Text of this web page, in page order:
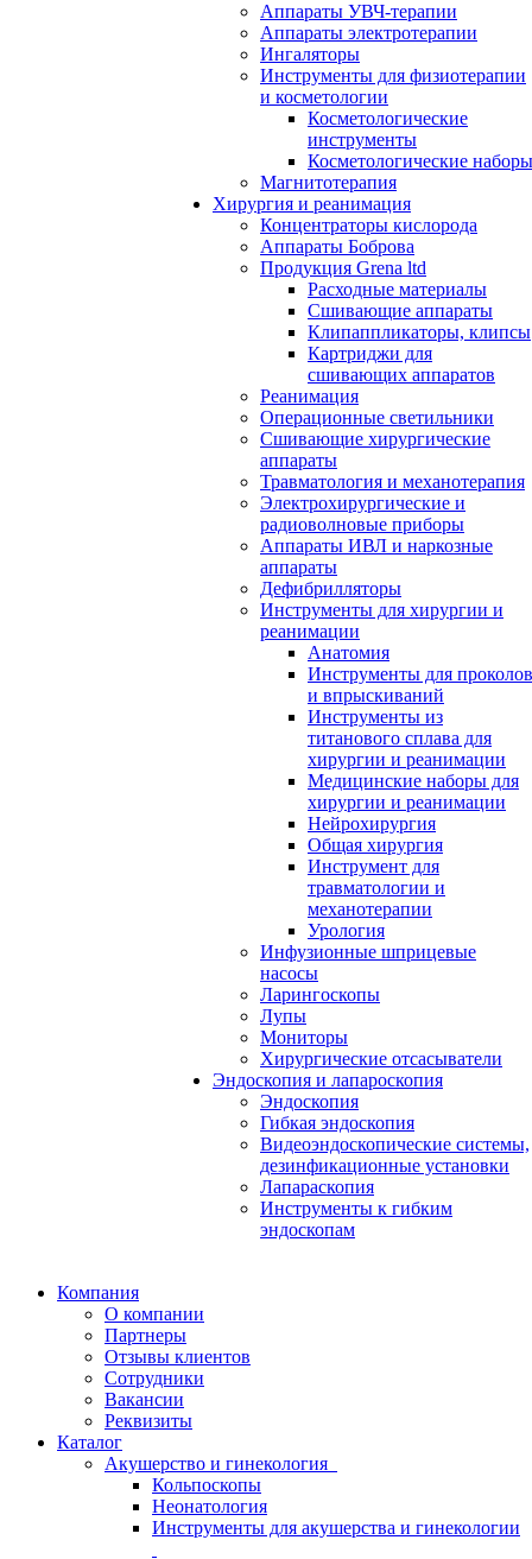
Аппараты УВЧ-терапии
Аппараты электротерапии
Ингаляторы
Инструменты для физиотерапии
и косметологии
Косметологические
инструменты
Косметологические наборы
Магнитотерапия
Хирургия и реанимация
Концентраторы кислорода
Аппараты Боброва
Продукция Grena ltd
Расходные материалы
Сшивающие аппараты
Клипаппликаторы, клипсы
Картриджи для
сшивающих аппаратов
Реанимация
Операционные светильники
Сшивающие хирургические
аппараты
Травматология и механотерапия
Электрохирургические и
радиоволновые приборы
Аппараты ИВЛ и наркозные
аппараты
Дефибрилляторы
Инструменты для хирургии и
реанимации
Анатомия
Инструменты для проколов
и впрыскиваний
Инструменты из
титанового сплава для
хирургии и реанимации
Медицинские наборы для
хирургии и реанимации
Нейрохирургия
Общая хирургия
Инструмент для
травматологии и
механотерапии
Урология
Инфузионные шприцевые
насосы
Ларингоскопы
Лупы
Мониторы
Хирургические отсасыватели
Эндоскопия и лапароскопия
Эндоскопия
Гибкая эндоскопия
Видеоэндоскопические системы,
дезинфикационные установки
Лапараскопия
Инструменты к гибким
эндоскопам
Компания
О компании
Партнеры
Отзывы клиентов
Сотрудники
Вакансии
Реквизиты
Каталог
Акушерство и гинекология
Кольпоскопы
Неонатология
Инструменты для акушерства и гинекологии